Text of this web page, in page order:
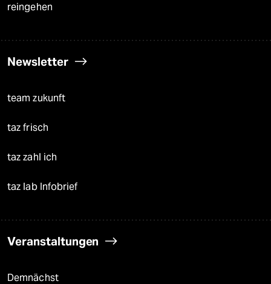
reingehen
Newsletter
team zukunft
taz frisch
taz zahl ich
taz lab Infobrief
Veranstaltungen
Demnächst